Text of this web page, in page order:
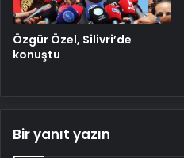
Özgür Özel, Silivri’de
konuştu
Bir yanıt yazın